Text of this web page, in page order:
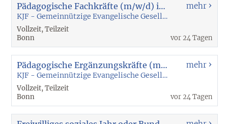
Pädagogische Fachkräfte (m/w/d) im Springerdienst
KJF - Gemeinnützige Evangelische Gesellschaft für Kind, Jugend und Familie mbH
Vollzeit, Teilzeit
Bonn
mehr
vor 24 Tagen
Pädagogische Ergänzungskräfte (m/w/d) im Springerdienst
KJF - Gemeinnützige Evangelische Gesellschaft für Kind, Jugend und Familie mbH
Vollzeit, Teilzeit
Bonn
mehr
vor 24 Tagen